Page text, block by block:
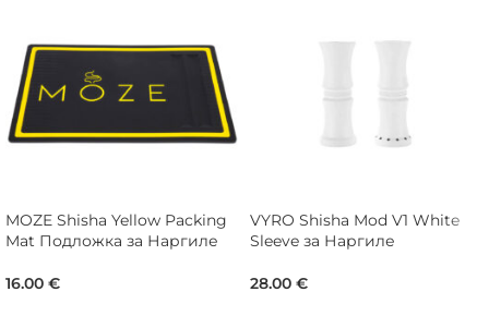
MOZE Shisha Yellow Packing
Mat Подложка за Наргиле
16.00 €
VYRO Shisha Mod V1 White
Sleeve за Наргиле
28.00 €